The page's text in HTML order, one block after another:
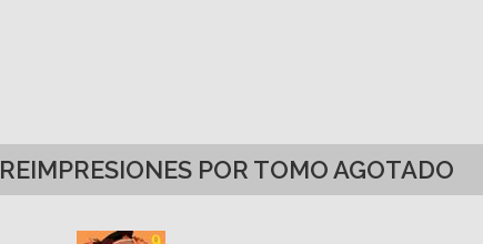
REIMPRESIONES POR TOMO AGOTADO